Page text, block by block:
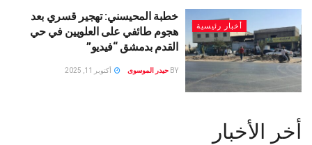
أخبار رئيسية
خطبة المحيسني: تهجير قسري بعد
هجوم طائفي على العلويين في حي
القدم بدمشق “فيديو”
BY حيدر الموسوى أكتوبر 11, 2025
أخر الأخبار